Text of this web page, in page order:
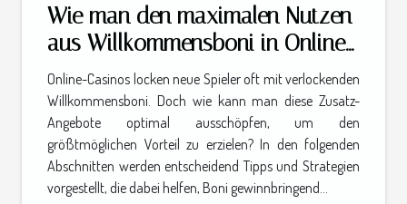
Wie man den maximalen Nutzen
aus Willkommensboni in Online-
Casinos zieht
Online-Casinos locken neue Spieler oft mit verlockenden
Willkommensboni. Doch wie kann man diese Zusatz-
Angebote optimal ausschöpfen, um den
größtmöglichen Vorteil zu erzielen? In den folgenden
Abschnitten werden entscheidend Tipps und Strategien
vorgestellt, die dabei helfen, Boni gewinnbringend...